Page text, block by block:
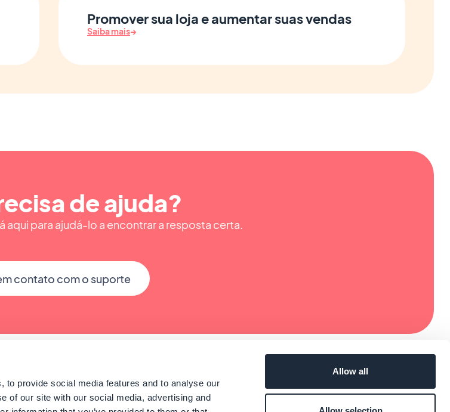
to provide social media features and to analyse our
of our site with our social media, advertising and
Allow all
Promover sua loja e aumentar suas vendas
Saiba mais→
de ajuda?
aqui para ajudá-lo a encontrar a resposta certa.
contato com o suporte